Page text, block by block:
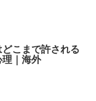
こまで許される
｜海外